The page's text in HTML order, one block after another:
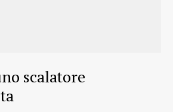
scalatore